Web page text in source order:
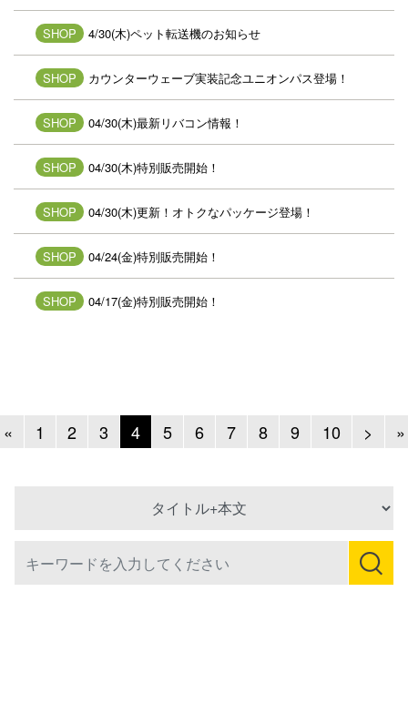
SHOP 4/30(木)ペット転送機のお知らせ
SHOP カウンターウェーブ実装記念ユニオンパス登場！
SHOP 04/30(木)最新リバコン情報！
SHOP 04/30(木)特別販売開始！
SHOP 04/30(木)更新！オトクなパッケージ登場！
SHOP 04/24(金)特別販売開始！
SHOP 04/17(金)特別販売開始！
«Previous
1 2 3 4 5 6 7 8 9 10 > Next
»